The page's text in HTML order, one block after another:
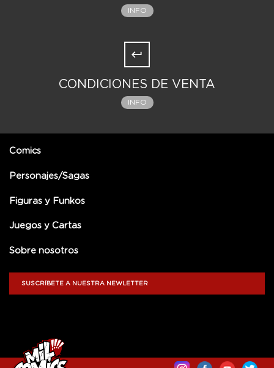
INFO
CONDICIONES DE VENTA
INFO
Comics
Personajes/Sagas
Figuras y Funkos
Juegos y Cartas
Sobre nosotros
SUSCRÍBETE A NUESTRA NEWLETTER